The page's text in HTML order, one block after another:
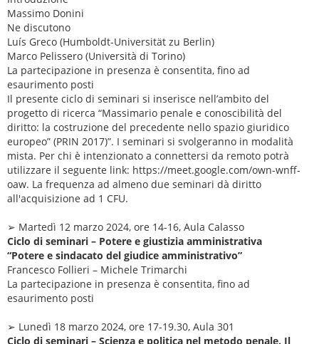
Massimo Donini
Ne discutono
Luís Greco (Humboldt-Universität zu Berlin)
Marco Pelissero (Università di Torino)
La partecipazione in presenza è consentita, fino ad
esaurimento posti
Il presente ciclo di seminari si inserisce nell’ambito del
progetto di ricerca “Massimario penale e conoscibilità del
diritto: la costruzione del precedente nello spazio giuridico
europeo” (PRIN 2017)”. I seminari si svolgeranno in modalità
mista. Per chi è intenzionato a connettersi da remoto potrà
utilizzare il seguente link: https://meet.google.com/own-wnff-
oaw. La frequenza ad almeno due seminari dà diritto
all'acquisizione ad 1 CFU.
➢ Martedì 12 marzo 2024, ore 14-16, Aula Calasso
Ciclo di seminari – Potere e giustizia amministrativa
“Potere e sindacato del giudice amministrativo”
Francesco Follieri – Michele Trimarchi
La partecipazione in presenza è consentita, fino ad
esaurimento posti
➢ Lunedì 18 marzo 2024, ore 17-19.30, Aula 301
Ciclo di seminari – Scienza e politica nel metodo penale. Il